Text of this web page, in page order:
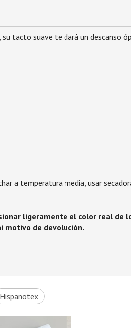
su tacto suave te dará un descanso
a temperatura media, usar
ligeramente el color real de
motivo de devolución.
Hispanotex